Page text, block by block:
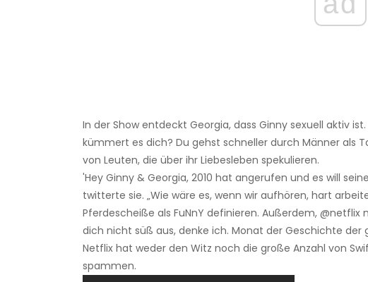
In der Show entdeckt Georgia, dass Ginny sexuell aktiv
kümmert es dich? Du gehst schneller durch Männer als
von Leuten, die über ihr Liebesleben spekulieren.
'Hey Ginny & Georgia, 2010 hat angerufen und es will
twitterte sie. „Wie wäre es, wenn wir aufhören, hart
Pferdescheiße als FuNnY definieren. Außerdem,
dich nicht süß aus, denke ich. Monat der Geschichte der
Netflix hat weder den Witz noch die große Anzahl von
spammen.